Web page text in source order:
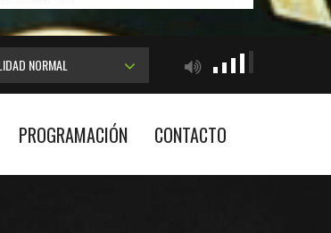
NORMAL
PROGRAMACIÓN CONTACTO